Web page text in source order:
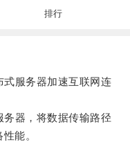
排行
服务器加速互联网连
器，将数据传输路径
能。